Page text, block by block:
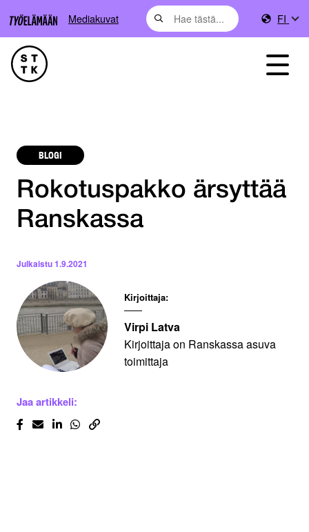
Mediakuvat FI
BLOGI
Rokotuspakko ärsyttää
Ranskassa
Julkaistu1.9.2021
Kirjoittaja:
Virpi Latva
Kirjoittaja on Ranskassa asuva
toimittaja
Jaa artikkeli: